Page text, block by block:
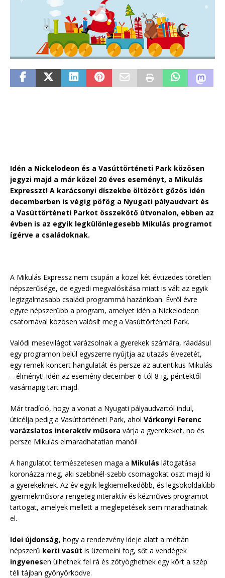
Idén a Nickelodeon és a Vasúttörténeti Park közösen
jegyzi majd a már közel 20 éves eseményt, a Mikulás
Expresszt! A karácsonyi díszekbe öltözött gőzös idén
decemberben is végig pöfög a Nyugati pályaudvart és
a Vasúttörténeti Parkot összekötő útvonalon, ebben az
évben is az egyik legkülönlegesebb Mikulás programot
ígérve a családoknak.
A Mikulás Expressz nem csupán a közel két évtizedes töretlen
népszerűsége, de egyedi megvalósítása miatt is vált az egyik
legizgalmasabb családi programmá hazánkban. Évről évre
egyre népszerűbb a program, amelyet idén a Nickelodeon
csatornával közösen valósít meg a Vasúttörténeti Park.
Valódi mesevilágot varázsolnak a gyerekek számára, ráadásul
egy programon belül egyszerre nyújtja az utazás élvezetét,
egy remek koncert hangulatát és persze az autentikus Mikulás
– élményt! Idén az esemény december 6-tól 8-ig, péntektől
vasárnapig tart majd.
Már tradíció, hogy a vonat a Nyugati pályaudvartól indul,
úticélja pedig a Vasúttörténeti Park, ahol Várkonyi Ferenc
varázslatos interaktív műsora várja a gyerekeket, no és
persze Mikulás elmaradhatatlan manói!
A hangulatot természetesen maga a Mikulás látogatása
koronázza meg, aki szebbnél-szebb csomagokat oszt majd ki
a gyerekeknek. Az év egyik legkiemelkedőbb, és legsokoldalúbb
gyermekműsora rengeteg interaktív és kézműves programot
tartogat, amelyek mellett a meglepetések sem maradhatnak
el.
Idei újdonság, hogy a rendezvény ideje alatt a méltán
népszerű kerti vasút is üzemelni fog, sőt a vendégek
ingyenesen ülhetnek fel rá és zötyöghetnek egy kört a szép
téli tájban gyönyörködve.